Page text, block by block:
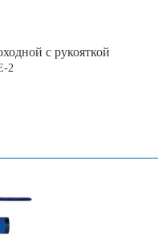
с рукояткой
2